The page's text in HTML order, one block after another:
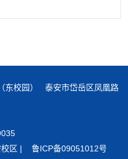
东校园） 泰安市岱岳区凤凰路
校区 | 鲁ICP备09051012号